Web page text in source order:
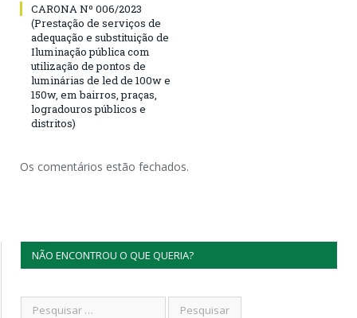
CARONA Nº 006/2023
(Prestação de serviços de
adequação e substituição de
Iluminação pública com
utilização de pontos de
luminárias de led de 100w e
150w, em bairros, praças,
logradouros públicos e
distritos)
Os comentários estão fechados.
NÃO ENCONTROU O QUE QUERIA?